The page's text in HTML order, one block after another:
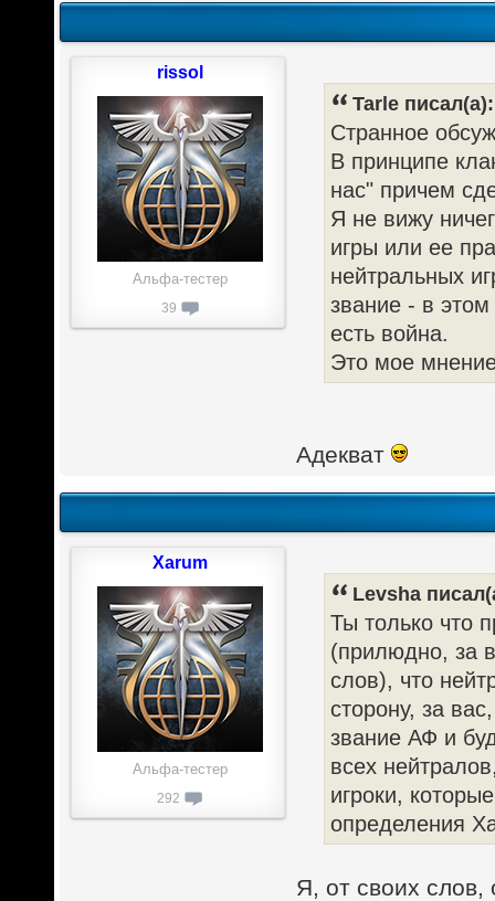
Tarle писал(а):
Странное
В принципе
нас" причем
Я не вижу
игры или ее
нейтральных
звание - в этом
есть война.
Это мое
Адекват
rissol
Альфа-тестер
39
Levsha
Ты только что
(прилюдно, за
слов), что
сторону, за
звание АФ и
всех
игроки,
определения
Я, от своих слов,
Xarum
Альфа-тестер
292